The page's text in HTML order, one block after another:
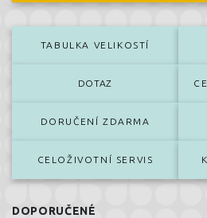
TABULKA VELIKOSTÍ
DOTAZ
DORUČENÍ ZDARMA
CELOŽIVOTNÍ SERVIS
DOPORUČENÉ